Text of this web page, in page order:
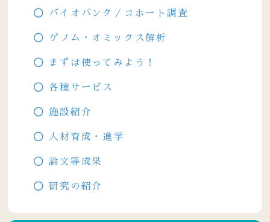
バイオバンク／コホート調査
ゲノム・オミックス解析
まずは使ってみよう！
各種サービス
施設紹介
人材育成・進学
論文等成果
研究の紹介